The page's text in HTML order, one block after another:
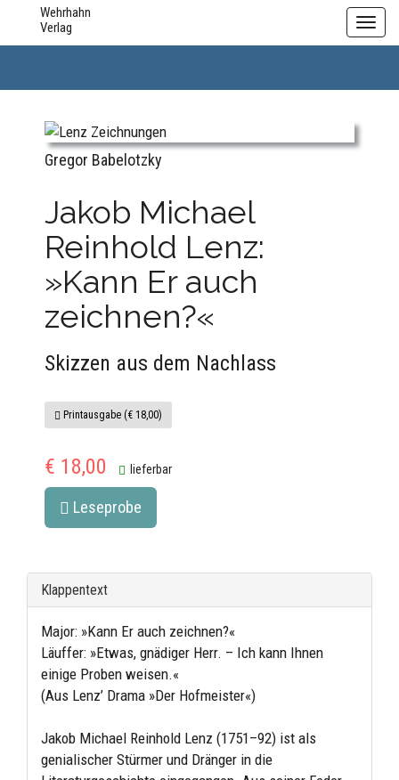
Wehrhahn
Verlag
Gregor Babelotzky
Jakob Michael
Reinhold Lenz:
»Kann Er auch
zeichnen?«
Skizzen aus dem Nachlass
Printausgabe (€ 18,00)
€ 18,00 lieferbar
Leseprobe
Klappentext
Major: »Kann Er auch zeichnen?«
Läuffer: »Etwas, gnädiger Herr. – Ich kann Ihnen
einige Proben weisen.«
(Aus Lenz’ Drama »Der Hofmeister«)
Jakob Michael Reinhold Lenz (1751–92) ist als
genialischer Stürmer und Dränger in die